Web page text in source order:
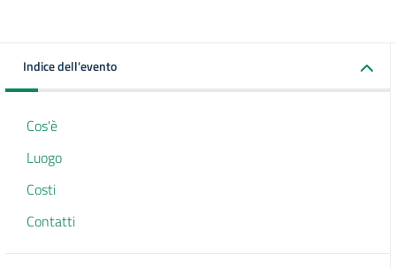
Indice dell'evento
Cos'è
Luogo
Costi
Contatti